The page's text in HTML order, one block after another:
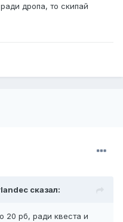
дропа, то скипай
сказал:
20 рб, ради квеста и